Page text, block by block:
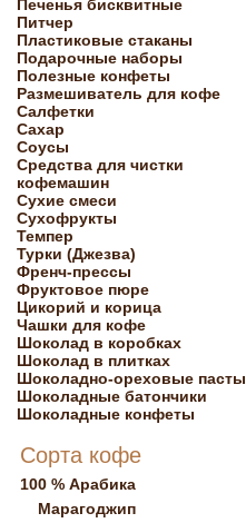
Печенья бисквитные
Питчер
Пластиковые стаканы
Подарочные наборы
Полезные конфеты
Размешиватель для кофе
Салфетки
Сахар
Соусы
Средства для чистки
кофемашин
Сухие смеси
Сухофрукты
Темпер
Турки (Джезва)
Френч-прессы
Фруктовое пюре
Цикорий и корица
Чашки для кофе
Шоколад в коробках
Шоколад в плитках
Шоколадно-ореховые пасты
Шоколадные батончики
Шоколадные конфеты
Сорта кофе
100 % Арабика
Марагоджип